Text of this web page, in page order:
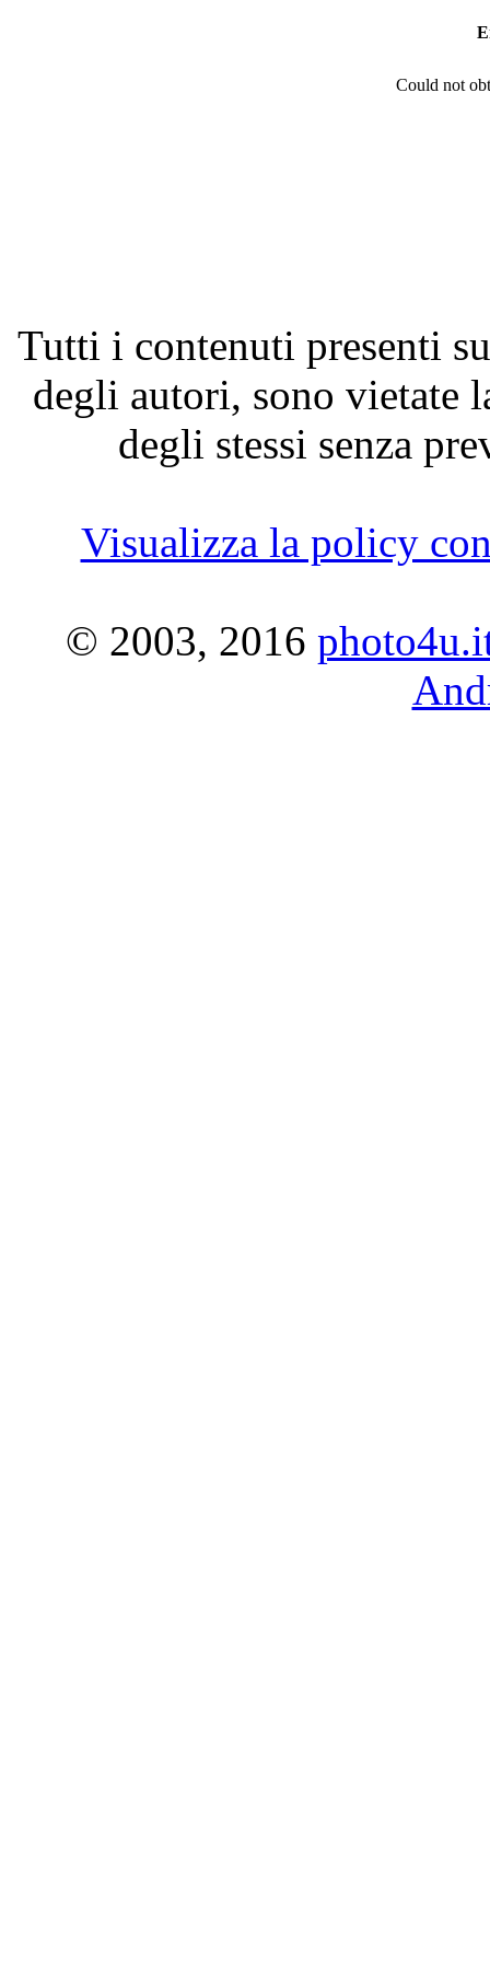
Could not
Tutti i contenuti presenti
degli autori, sono vietate
degli stessi senza
Visualizza la policy
© 2003, 2016